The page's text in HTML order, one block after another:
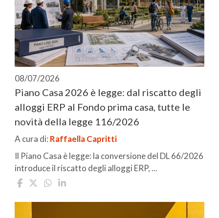
08/07/2026
Piano Casa 2026 è legge: dal riscatto degli
alloggi ERP al Fondo prima casa, tutte le
novità della legge 116/2026
A cura di: Raffaella Capritti
Il Piano Casa è legge: la conversione del DL 66/2026
introduce il riscatto degli alloggi ERP, ...